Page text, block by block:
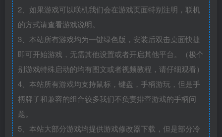
2、如果游戏可以联机我们会在游戏页面特别注明，联机
的方式请查看游戏说明。
3、本站所有游戏均为一键绿色版，安装后双击桌面快捷
即可开始游戏，无需其他设置或者开启其他平台。（极个
别游戏特殊启动的均有图文或者视频教程，请仔细观看）
4、本站所有游戏均支持鼠标，键盘，手柄游玩，但是手
柄牌子和兼容的组合较多我们不负责排查游戏的手柄问
题。
5、本站大部分游戏均提供游戏修改器下载，但是部分冷